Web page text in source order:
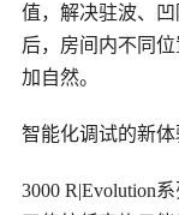
值，解决驻波、
后，房间内不同
加自然。
智能化调试的新体
3000 R|Evolution